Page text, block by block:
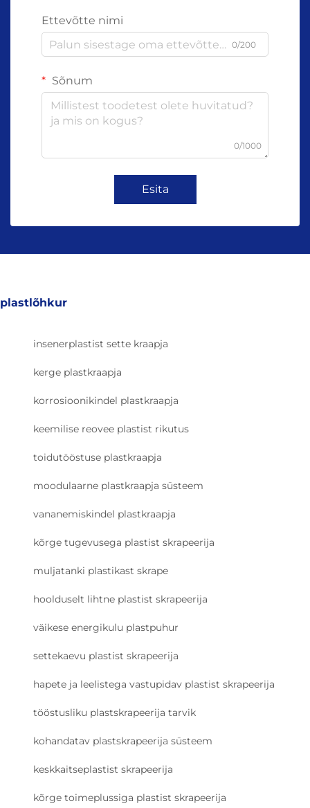
Ettevõtte nimi
0/200
Sõnum
0/1000
Esita
plastlõhkur
insenerplastist sette kraapja
kerge plastkraapja
korrosioonikindel plastkraapja
keemilise reovee plastist rikutus
toidutööstuse plastkraapja
moodulaarne plastkraapja süsteem
vananemiskindel plastkraapja
kõrge tugevusega plastist skrapeerija
muljatanki plastikast skrape
hoolduselt lihtne plastist skrapeerija
väikese energikulu plastpuhur
settekaevu plastist skrapeerija
hapete ja leelistega vastupidav plastist skrapeerija
tööstusliku plastskrapeerija tarvik
kohandatav plastskrapeerija süsteem
keskkaitseplastist skrapeerija
kõrge toimeplussiga plastist skrapeerija